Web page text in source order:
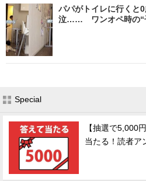
パパがトイレに行くと
泣…… ワンオペ時の“
Special
【抽選で5,000
当たる！読者ア